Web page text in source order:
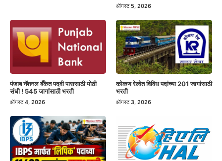
ऑगस्ट 5, 2026
पंजाब नॅशनल बँकेत पदवी पाससाठी मोठी
संधी ! 545 जागांसाठी भरती
ऑगस्ट 4, 2026
कोकण रेल्वेत विविध पदांच्या 201 जागांसाठी
भरती
ऑगस्ट 3, 2026